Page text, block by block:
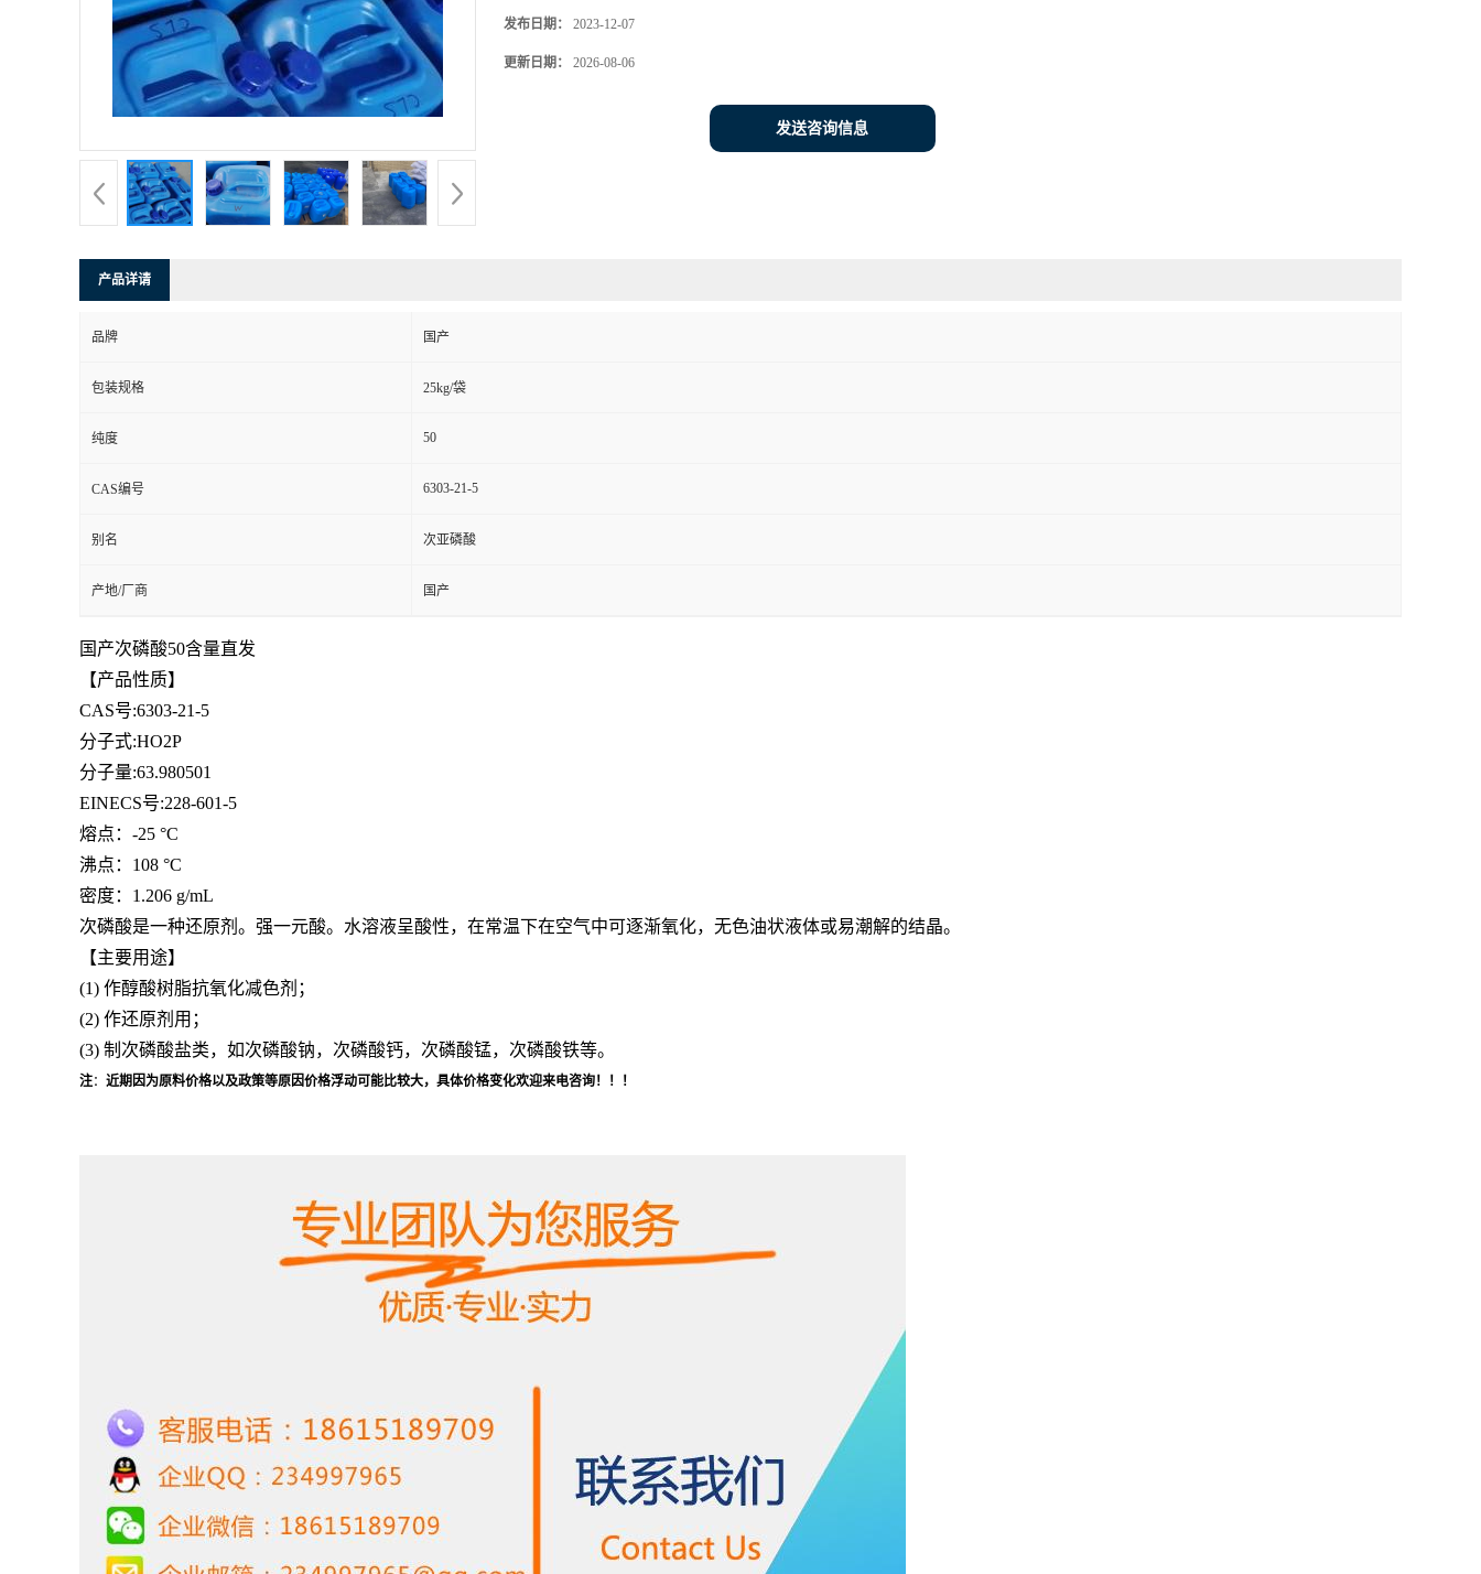
发布日期： 2023-12-07
更新日期： 2026-08-06
发送咨询信息
产品详请
品牌 国产
包装规格 25kg/袋
纯度 50
CAS编号 6303-21-5
别名 次亚磷酸
产地/厂商 国产
国产次磷酸50含量直发
【产品性质】
CAS号:6303-21-5
分子式:HO2P
分子量:63.980501
EINECS号:228-601-5
熔点： -25 °C
沸点： 108 °C
密度： 1.206 g/mL
次磷酸是一种还原剂。强一元酸。水溶液呈酸性，在常温下在空气中可逐渐氧化， 无色油状液体或易潮解的结晶。
【主要用途】
(1) 作醇酸树脂抗氧化减色剂；
(2) 作还原剂用；
(3) 制次磷酸盐类，如次磷酸钠，次磷酸钙，次磷酸锰，次磷酸铁等。
注： 近期因为原料价格以及政策等原因价格浮动可能比较大，具体价格变化欢迎来电咨询！！！